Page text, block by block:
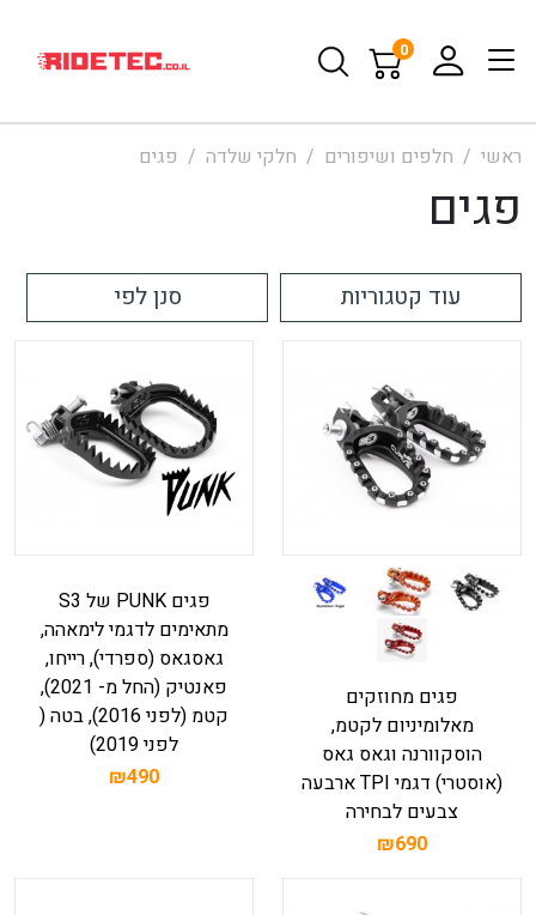
0
ראשי חלפים ושיפורים חלקי שלדה פגים
פגים
עוד קטגוריות סנן לפי
פגים מחוזקים
מאלומיניום לקטמ,
הוסקוורנה וגאס גאס
(אוסטרי) דגמי TPI ארבעה
צבעים לבחירה
₪690
פגים PUNK של S3
מתאימים לדגמי לימאהה,
גאסגאס (ספרדי), רייחו,
פאנטיק (החל מ- 2021),
קטמ (לפני 2016), בטה (
לפני 2019)
₪490